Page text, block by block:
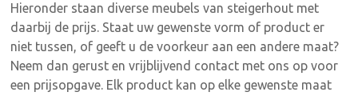
Hieronder staan diverse meubels van steigerhout met
daarbij de prijs. Staat uw gewenste vorm of product er
niet tussen, of geeft u de voorkeur aan een andere maat?
Neem dan gerust en vrijblijvend contact met ons op voor
een prijsopgave. Elk product kan op elke gewenste maat